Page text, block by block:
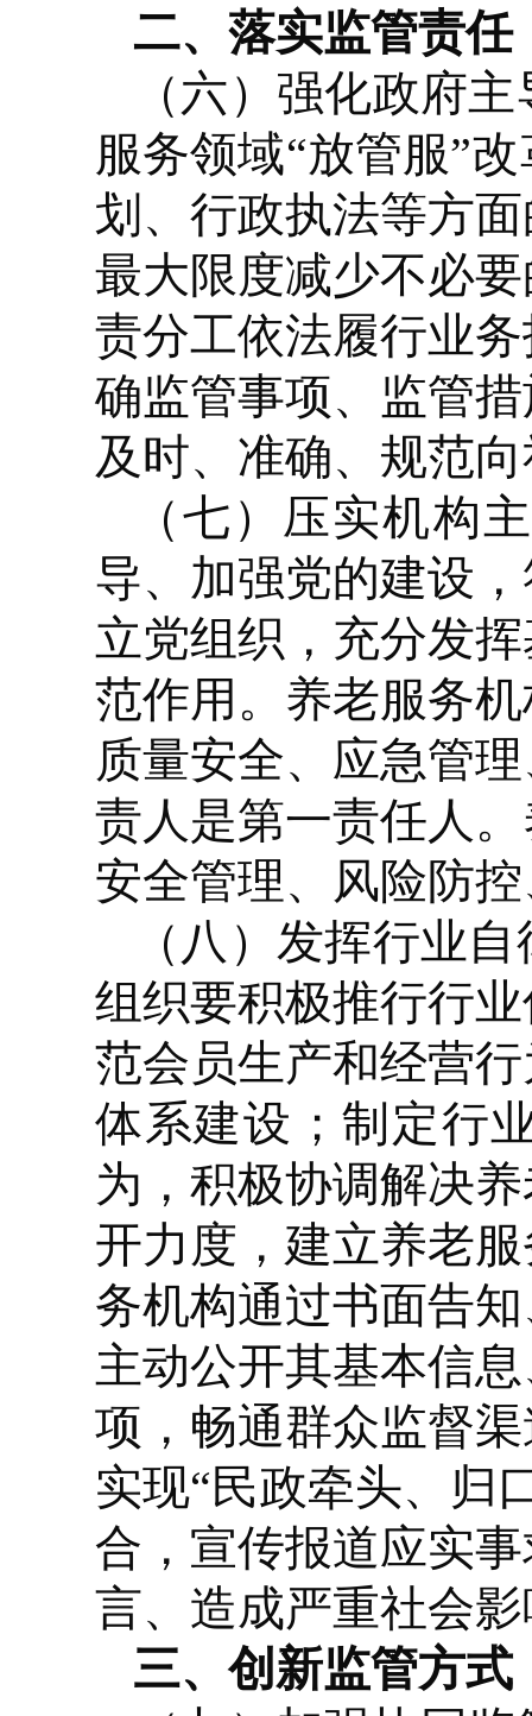
二、落实监管责任
（六）强化政府
服务领域“放管服”
划、行政执法等方
最大限度减少不必
责分工依法履行业
确监管事项、监管
及时、准确、规范
（七）压实机构
导、加强党的建设
立党组织，充分发
范作用。养老服务
质量安全、应急管
责人是第一责任人
安全管理、风险防
（八）发挥行业
组织要积极推行行
范会员生产和经营
体系建设；制定行
为，积极协调解决
开力度，建立养老
务机构通过书面告
主动公开其基本信
项，畅通群众监督
实现“民政牵头、归
合，宣传报道应实
言、造成严重社会
三、创新监管方式